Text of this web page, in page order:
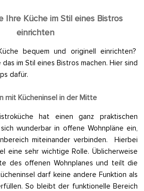
Ihre Küche im Stil eines Bistros
einrichten
bequem und originell einrichten?
im Stil eines Bistros machen. Hier sind
dafür.
mit Kücheninsel in der Mitte
hat einen ganz praktischen
wunderbar in offene Wohnpläne ein,
miteinander verbinden. Hierbei
eine sehr wichtige Rolle. Üblicherweise
des offenen Wohnplanes und teilt die
darf keine andere Funktion als
So bleibt der funktionelle Bereich